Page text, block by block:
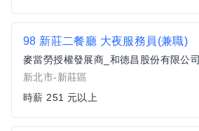
98 新莊二餐廳 大夜服務員(兼職)
麥當勞授權發展商_和德昌股份有限公司
新北市-新莊區
時薪 251 元以上